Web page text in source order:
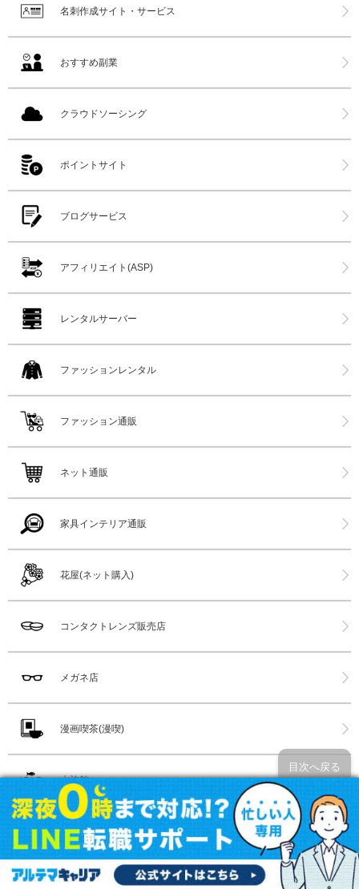
名刺作成サイト・サービス
おすすめ副業
クラウドソーシング
ポイントサイト
ブログサービス
アフィリエイト(ASP)
レンタルサーバー
ファッションレンタル
ファッション通販
ネット通販
家具インテリア通販
花屋(ネット購入)
コンタクトレンズ販売店
メガネ店
漫画喫茶(漫喫)
水族館
ホットヨガ
スポーツクラブ
目次へ戻る